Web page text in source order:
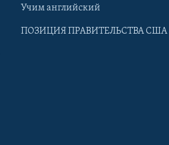
Учим английский
ПОЗИЦИЯ ПРАВИТЕЛЬСТВА США